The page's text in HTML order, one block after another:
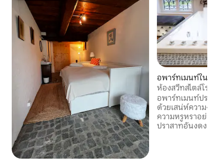
อพาร์ทเมนท์ใน
ห้องสวีทสไตล์โรแ
อพาร์ทเมนท์ปราส
ด้วยเสน่ห์ความงด
ความหรูหราอย่าง
ปราสาทอันงดงาม